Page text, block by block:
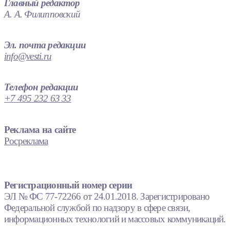
Главный редактор
А. А. Филипповский
Эл. почта редакции
info@vesti.ru
Телефон редакции
+7 495 232 63 33
Реклама на сайте
Росреклама
Регистрационный номер серии
ЭЛ № ФС 77-72266 от 24.01.2018. Зарегистрировано
Федеральной службой по надзору в сфере связи,
информационных технологий и массовых коммуникаций.